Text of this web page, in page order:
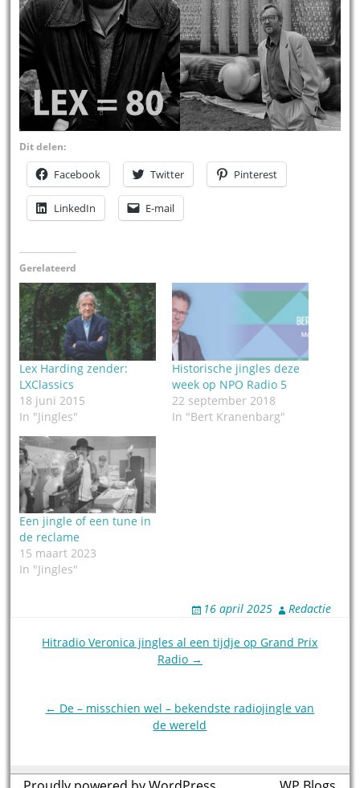
Dit delen:
Facebook Twitter Pinterest
LinkedIn E-mail
Gerelateerd
Lex Harding zender:
LXClassics
18 juni 2015
In "Jingles"
Historische jingles deze
week op NPO Radio 5
22 september 2018
In "Bert Kranenbarg"
Een jingle of een tune in
de reclame
15 maart 2023
In "Jingles"
16 april 2025 Redactie
PostHitradio Veronica jingles al een tijdje op Grand Prix
Radio →
← De – misschien wel – bekendste radiojingle van
de wereld